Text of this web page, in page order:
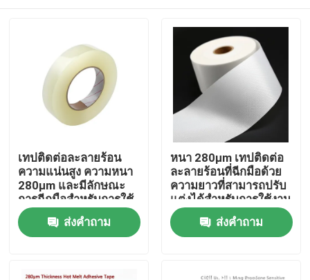
เทปติดต่อละลายร้อน
ความแน่นสูง ความหนา
280μm และมีลักษณะ
การฉีกมือสําหรับการใช้
ในอุตสาหกรรม
ส่งคำถาม
หนา 280μm เทปติดต่อ
ละลายร้อนที่ฉีกมือด้วย
ความยาวที่สามารถปรับ
แต่งได้สําหรับการใช้งาน
ในอุตสาหกรรม
ส่งคำถาม